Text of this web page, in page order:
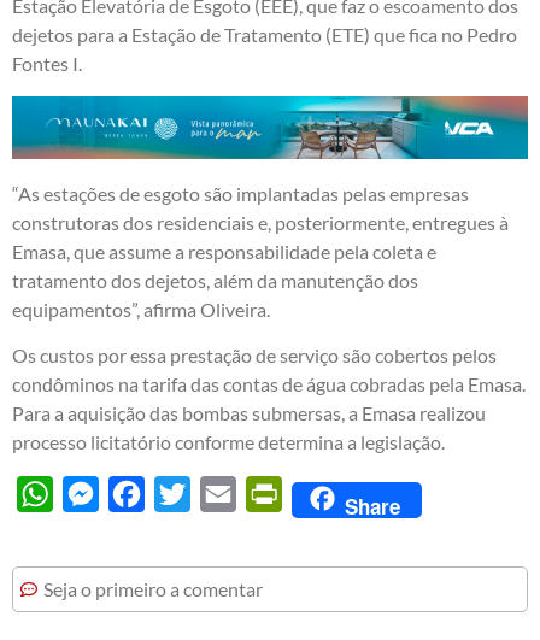
Estação Elevatória de Esgoto (EEE), que faz o escoamento dos
dejetos para a Estação de Tratamento (ETE) que fica no Pedro
Fontes I.
“As estações de esgoto são implantadas pelas empresas
construtoras dos residenciais e, posteriormente, entregues à
Emasa, que assume a responsabilidade pela coleta e
tratamento dos dejetos, além da manutenção dos
equipamentos”, afirma Oliveira.
Os custos por essa prestação de serviço são cobertos pelos
condôminos na tarifa das contas de água cobradas pela Emasa.
Para a aquisição das bombas submersas, a Emasa realizou
processo licitatório conforme determina a legislação.
WhatsAppMessengerFacebook
Twitter Email PrintFriendly
Share
Seja o primeiro a comentar